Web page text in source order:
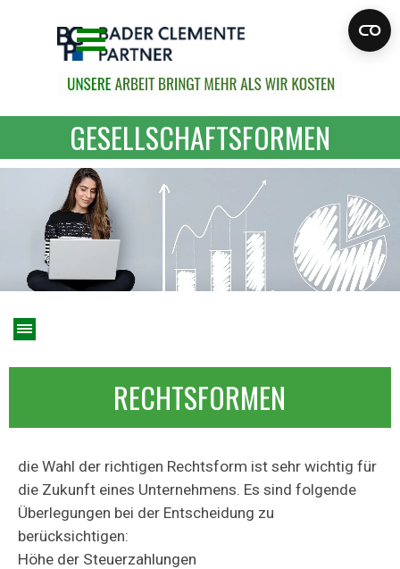
Menü überspringen
GESELLSCHAFTSFORMEN
RECHTSFORMEN
die Wahl der richtigen Rechtsform ist sehr wichtig für
die Zukunft eines Unternehmens. Es sind folgende
Überlegungen bei der Entscheidung zu
berücksichtigen:
Höhe der Steuerzahlungen